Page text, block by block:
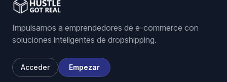
Impulsamos a emprendedores de e-commerce con
soluciones inteligentes de dropshipping.
Acceder Empezar